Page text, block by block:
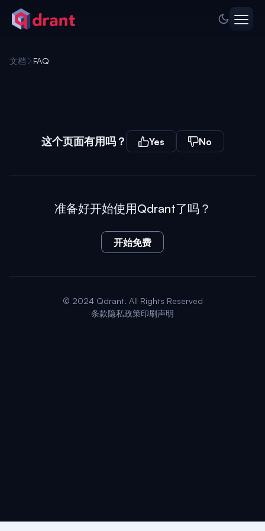
文档 FAQ
这个页面有用吗？ Yes No
准备好开始使用Qdrant了吗？
开始免费
© 2024 Qdrant. All Rights Reserved
条款隐私政策印刷声明